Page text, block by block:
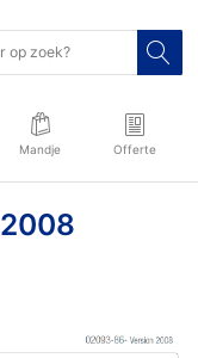
Mandje Offerte